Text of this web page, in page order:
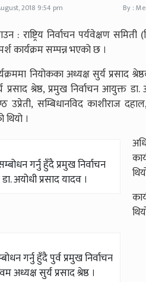
2018 9:54 pm By :
: राष्ट्रिय निर्वाचन पर्यवेक्षण
कार्यक्रम सम्पन्न भएको छ ।
नियोकका अध्यक्ष सुर्य प्रसाद
श्रेष्ठ, प्रमुख निर्वाचन आयुक्त
उप्रेती, सम्बिधानविद काशीराज
थियो ।
गर्नु हुँदै प्रमुख निर्वाचन
अयोधी प्रसाद यादव ।
गर्नु हुँदै पुर्व प्रमुख निर्वाचन
सुर्य प्रसाद श्रेष्ठ ।